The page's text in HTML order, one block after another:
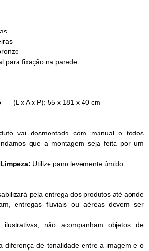
para fixação na parede
(L x A x P): 55 x 181 x 40 cm
vai desmontado com manual e todos
que a montagem seja feita por um
Utilize pano levemente úmido
pela entrega dos produtos até aonde
entregas fluviais ou aéreas devem ser
não acompanham objetos de
diferença de tonalidade entre a imagem e o